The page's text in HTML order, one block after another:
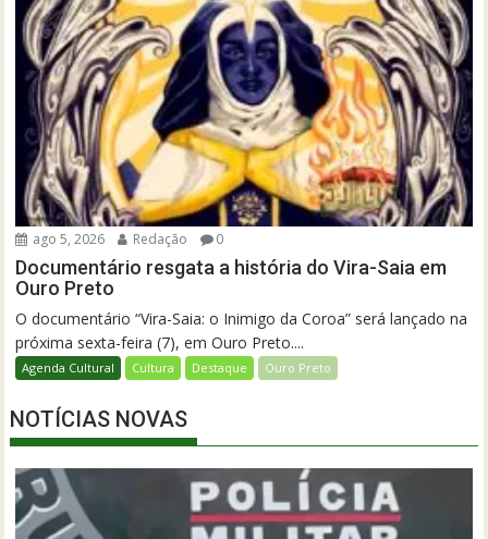
ago 5, 2026 Redação 0
Documentário resgata a história do Vira-Saia em
Ouro Preto
O documentário “Vira-Saia: o Inimigo da Coroa” será lançado na
próxima sexta-feira (7), em Ouro Preto....
Agenda Cultural Cultura Destaque Ouro Preto
NOTÍCIAS NOVAS